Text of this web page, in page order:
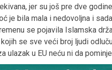
jer su još pre dve
je bila mala i nedovoljna i
se pojavila Islamska
se sve veći broj ljudi
ulazak u EU neću ni da